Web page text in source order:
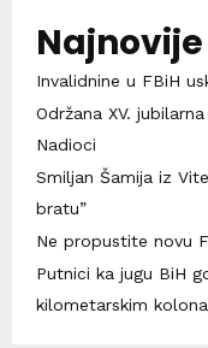
Invalidnine u FBiH
Održana XV.
Nadioci
Smiljan Šamija iz
bratu”
Ne propustite novu
Putnici ka jugu BiH
kilometarskim